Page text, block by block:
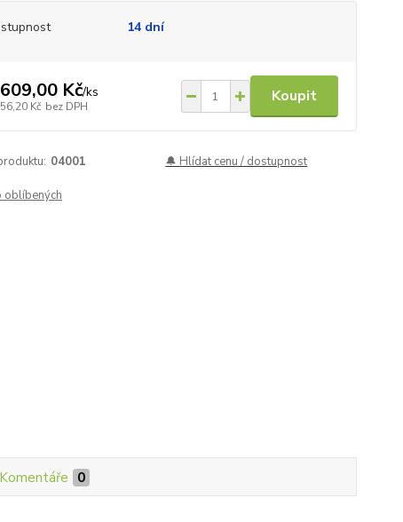
14 dní
Kč/ks
Kč bez DPH
Koupit
04001 🔔 Hlídat cenu / dostupnost
oblíbených
Komentáře 0